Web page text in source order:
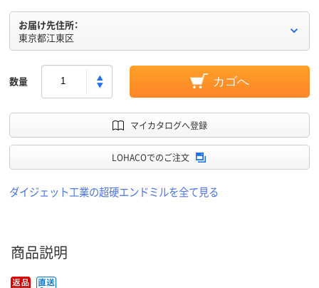
お届け先住所：
東京都江東区
数量 カゴへ
マイカタログへ登録
LOHACOでのご注文
ダイジェット工業の超硬エンドミルを全て見る
商品説明